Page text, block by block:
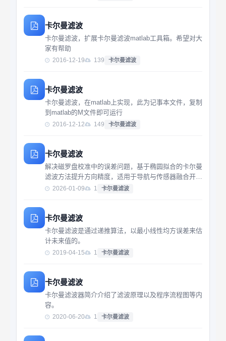
卡尔曼滤波
卡尔曼滤波，扩展卡尔曼滤波matlab工具箱。希望对大
家有帮助
2016-12-19 139 卡尔曼滤波
卡尔曼滤波
卡尔曼滤波，在matlab上实现，此为记事本文件，复制
到matlab的M文件即可运行
2016-12-12 149 卡尔曼滤波
卡尔曼滤波
解决磁罗盘校准中的误差问题，基于椭圆拟合的卡尔曼
滤波方法提升方向精度，适用于导航与传感器融合开
发。2026-01-09 1 卡尔曼滤波
卡尔曼滤波
卡尔曼滤波是通过递推算法，以最小线性均方误差来估
计未来值的。
2019-04-15 1 卡尔曼滤波
卡尔曼滤波
卡尔曼滤波器简介介绍了滤波原理以及程序流程图等内
容。
2020-06-20 1 卡尔曼滤波